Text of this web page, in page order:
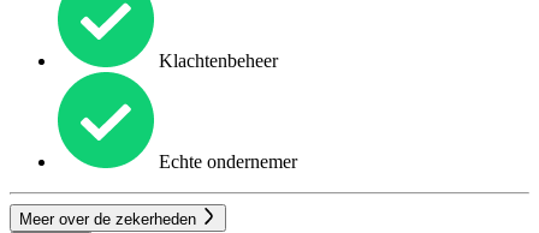
Klachtenbeheer
Echte ondernemer
Meer over de zekerheden